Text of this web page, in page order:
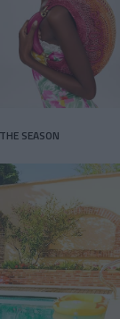
SEASON